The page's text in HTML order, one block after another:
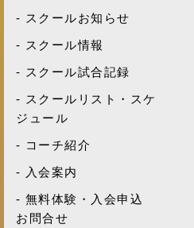
スクールお知らせ
スクール情報
スクール試合記録
スクールリスト・スケ
ジュール
コーチ紹介
入会案内
無料体験・入会申込
お問合せ